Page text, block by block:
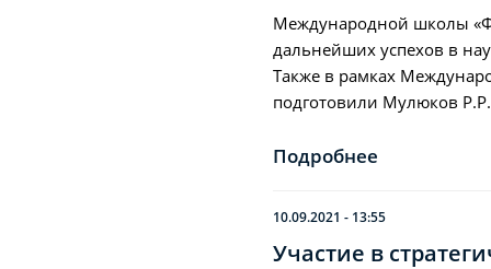
Международной школы
дальнейших успехов в
Также в рамках
подготовили Мулюков
Подробнее
10.09.2021 - 13:55
Участие в